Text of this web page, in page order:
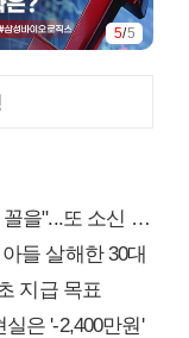
5/5
"...또 소신 발언
들 살해한 30대
지급 목표
은 '-2,400만원'